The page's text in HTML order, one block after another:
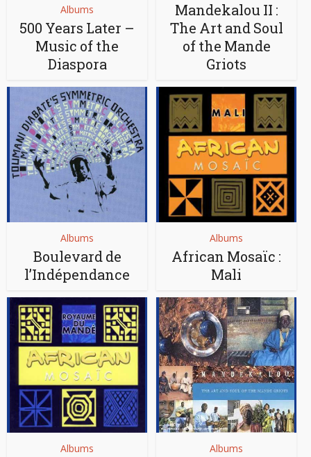
Albums
500 Years Later –
Music of the
Diaspora
Mandekalou II :
The Art and Soul
of the Mande
Griots
Albums
Boulevard de
l’Indépendance
Albums
African Mosaïc :
Mali
Albums Albums